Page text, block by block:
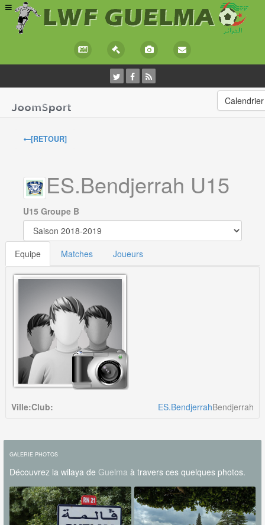
Calendrier
[RETOUR]
ES.Bendjerrah U15
U15 Groupe B
Equipe Matches Joueurs
Ville: Bendjerrah
Club: ES.Bendjerrah
GALERIE PHOTOS
Découvrez la wilaya de Guelmaà travers ces quelques photos.